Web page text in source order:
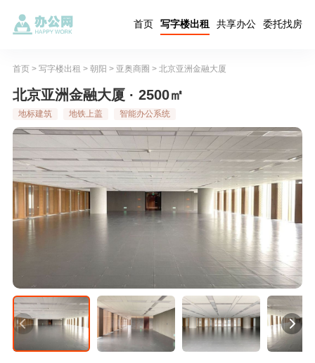
首页 写字楼出租 共享办公 委托找房
首页> 写字楼出租 > 朝阳 > 亚奥商圈 > 北京亚洲金融大厦
北京亚洲金融大厦 · 2500㎡
地标建筑 地铁上盖 智能办公系统